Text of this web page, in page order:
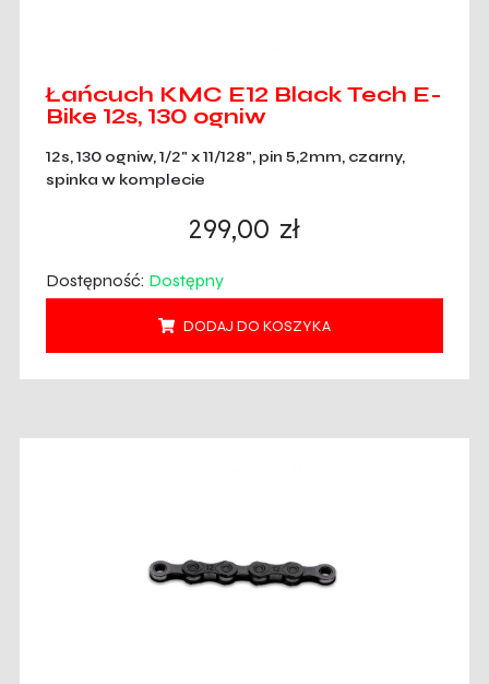
Łańcuch KMC E12 Black Tech E-
Bike 12s, 130 ogniw
12s, 130 ogniw, 1/2" x 11/128", pin 5,2mm, czarny,
spinka w komplecie
299,00 zł
Dostępność: Dostępny
DODAJ DO KOSZYKA